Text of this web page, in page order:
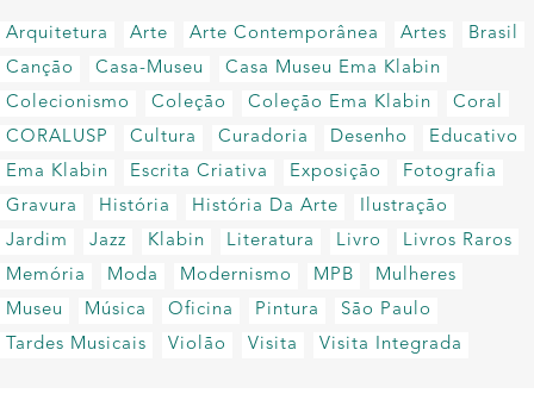
Arquitetura Arte Arte Contemporânea Artes
Brasil
Canção
Casa-Museu
Casa Museu Ema Klabin
Colecionismo
Coleção Coleção Ema Klabin
Coral
CORALUSP
Cultura Curadoria Desenho
Educativo
Ema Klabin
Escrita Criativa Exposição
Fotografia
Gravura
História História Da Arte
Ilustração
Jardim
Jazz Klabin Literatura Livro
Livros Raros
Memória
Moda Modernismo MPB
Mulheres
Museu
Música Oficina Pintura
São Paulo
Tardes Musicais
Violão Visita Visita Integrada